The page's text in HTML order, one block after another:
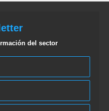
del sector